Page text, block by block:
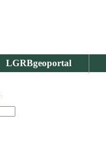
LGRBgeoportal